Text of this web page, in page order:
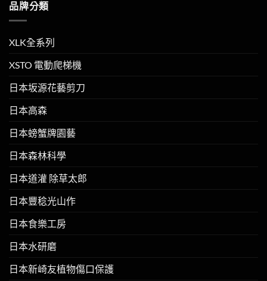
品牌分類
XLK全系列
XSTO 電動爬梯機
日本坂源花藝剪刀
日本高森
日本螃蟹牌園藝
日本森林科學
日本道灌 除草太郎
日本豐稔光山作
日本食樂工房
日本水研磨
日本新崎友植物傷口保護